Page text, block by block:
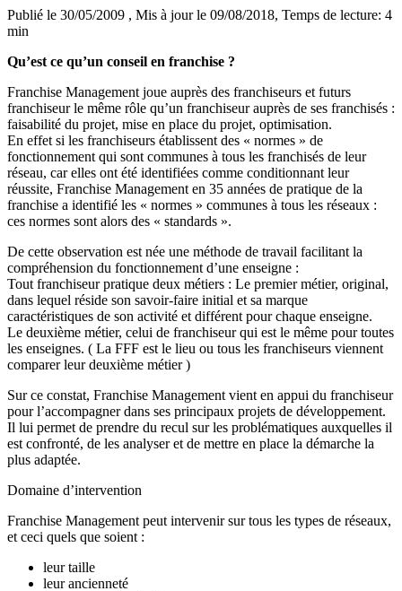
Publié le 30/05/2009 , Mis à jour le 09/08/2018, Temps de lecture: 4
min
Qu’est ce qu’un conseil en franchise ?
Franchise Management joue auprès des franchiseurs et futurs
franchiseur le même rôle qu’un franchiseur auprès de ses franchisés :
faisabilité du projet, mise en place du projet, optimisation.
En effet si les franchiseurs établissent des « normes » de
fonctionnement qui sont communes à tous les franchisés de leur
réseau, car elles ont été identifiées comme conditionnant leur
réussite, Franchise Management en 35 années de pratique de la
franchise a identifié les « normes » communes à tous les réseaux :
ces normes sont alors des « standards ».
De cette observation est née une méthode de travail facilitant la
compréhension du fonctionnement d’une enseigne :
Tout franchiseur pratique deux métiers : Le premier métier, original,
dans lequel réside son savoir-faire initial et sa marque
caractéristiques de son activité et différent pour chaque enseigne.
Le deuxième métier, celui de franchiseur qui est le même pour toutes
les enseignes. ( La FFF est le lieu ou tous les franchiseurs viennent
comparer leur deuxième métier )
Sur ce constat, Franchise Management vient en appui du franchiseur
pour l’accompagner dans ses principaux projets de développement.
Il lui permet de prendre du recul sur les problématiques auxquelles il
est confronté, de les analyser et de mettre en place la démarche la
plus adaptée.
Domaine d’intervention
Franchise Management peut intervenir sur tous les types de réseaux,
et ceci quels que soient :
leur taille
leur ancienneté